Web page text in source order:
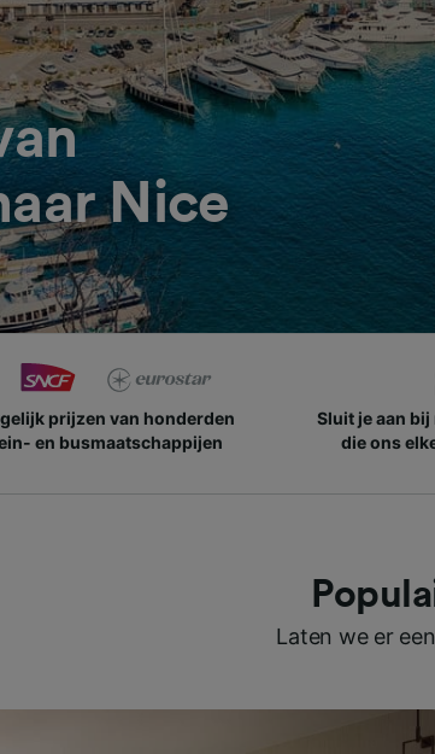
Nice
prijzen van honderden
en busmaatschappijen
Sluit je aan
die ons
Laten we er